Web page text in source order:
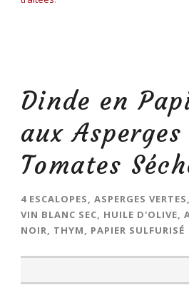
Dinde en
aux
Tomates
4 ESCALOPES, ASPERGES
VIN BLANC SEC, HUILE D'OLIVE,
NOIR, THYM, PAPIER SULFURISÉ